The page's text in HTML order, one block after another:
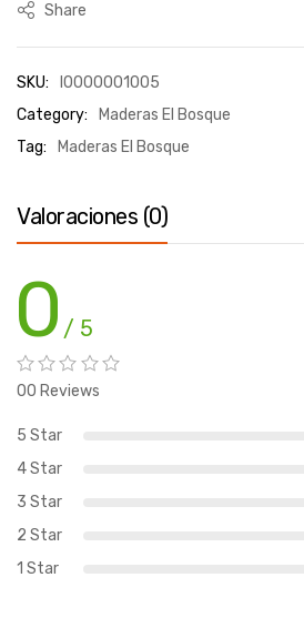
Share
SKU:
I0000001005
Category:
Maderas El Bosque
Tag:
Maderas El Bosque
Valoraciones (0)
0 / 5
00 Reviews
5 Star
4 Star
3 Star
2 Star
1 Star